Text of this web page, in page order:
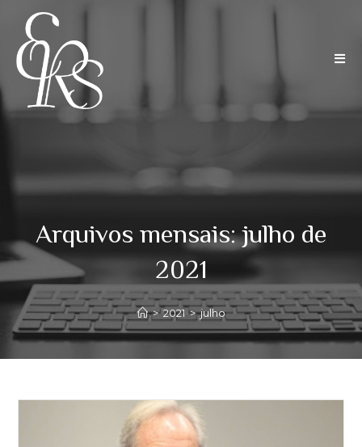
Arquivos mensais: julho de
2021
> 2021 > julho